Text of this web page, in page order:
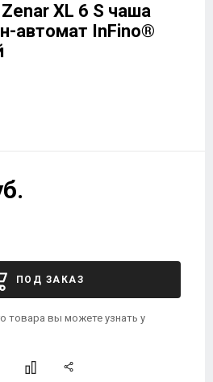
XL 6 S чаша
автомат InFino®
ПОД ЗАКАЗ
товара вы можете узнать у